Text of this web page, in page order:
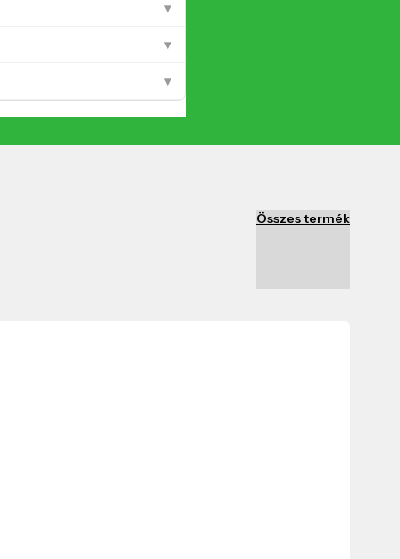
▾
▾
▾
Összes termék